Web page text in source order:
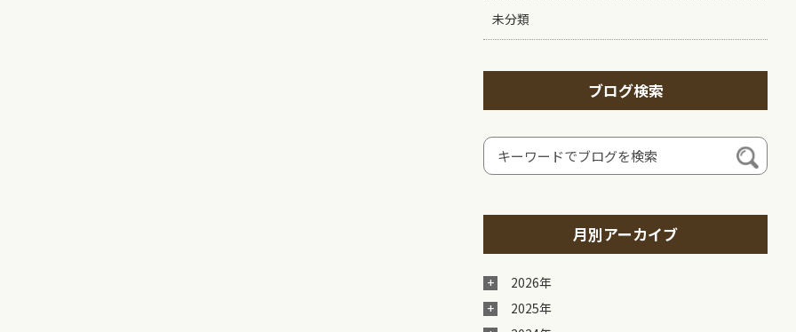
未分類
ブログ検索
月別アーカイブ
2026年
2025年